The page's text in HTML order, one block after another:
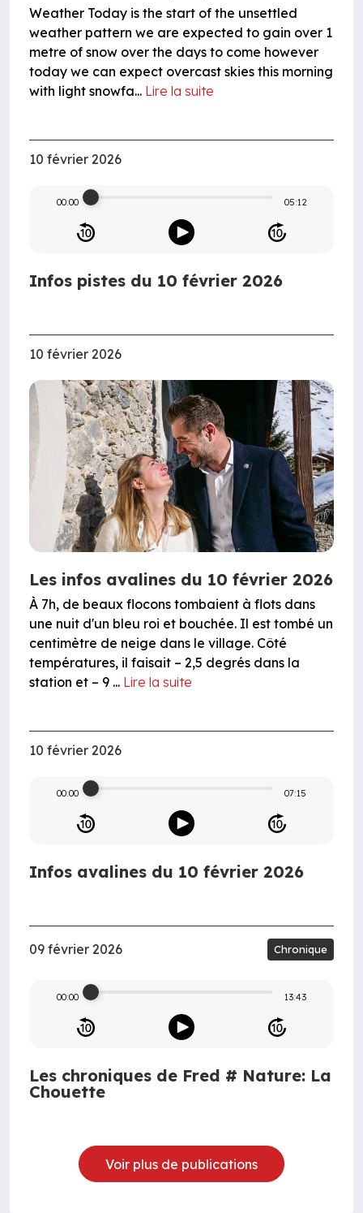
Weather Today is the start of the unsettled
weather pattern we are expected to gain over 1
metre of snow over the days to come however
today we can expect overcast skies this morning
with light snowfa... Lire la suite
10 février 2026
00:00 05:12
Infos pistes du 10 février 2026
10 février 2026
Les infos avalines du 10 février 2026
À 7h, de beaux flocons tombaient à flots dans
une nuit d'un bleu roi et bouchée. Il est tombé un
centimètre de neige dans le village. Côté
températures, il faisait – 2,5 degrés dans la
station et – 9 ... Lire la suite
10 février 2026
00:00 07:15
Infos avalines du 10 février 2026
09 février 2026 Chronique
00:00 13:43
Les chroniques de Fred # Nature: La
Chouette
Voir plus de publications